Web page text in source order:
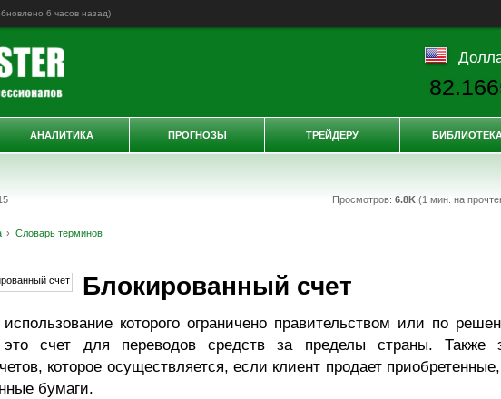
6 часов назад)
Просмотров: 6.8K(1 мин. на
Словарь терминов
Блокированный счет
использование которого ограничено правительством или по
счет для переводов средств за пределы страны. Также
которое осуществляется, если клиент продает
бумаги.
АНАЛИТИКА ПРОГНОЗЫ ТРЕЙДЕРУ